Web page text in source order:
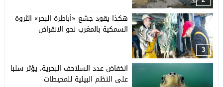
3
هكذا يقود جشع «أباطرة البحر» الثروة
السمكية بالمغرب نحو الانقراض
انخفاض عدد السلاحف البحرية، يؤثر سلبا
على النظم البيئية للمحيطات